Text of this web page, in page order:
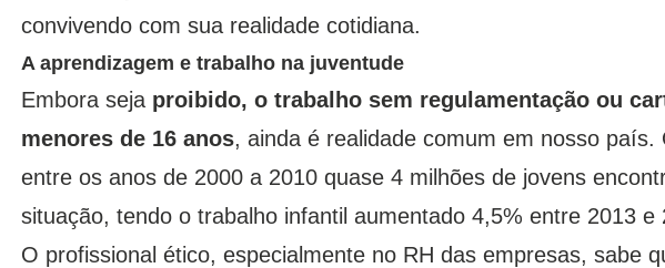
convivendo com sua realidade cotidiana.
A aprendizagem e trabalho na juventude
Embora seja proibido, o trabalho sem regulamentação ou
menores de 16 anos, ainda é realidade comum em nosso país.
entre os anos de 2000 a 2010 quase 4 milhões de jovens
situação, tendo o trabalho infantil aumentado 4,5% entre 2013 e
O profissional ético, especialmente no RH das empresas, sabe